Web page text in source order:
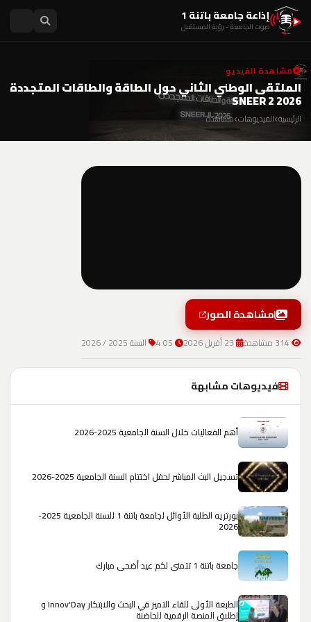
إذاعة جامعة باتنة 1
صوت الجامعة - رؤية المستقبل
مشاهدة الفيديو
الملتقى الوطني الثاني حول الطاقة والطاقات المتجددة
SNEER 2 2026
الرئيسية الفيديوهات مشاهدة
مشاهدة الصور
السنة 2025 / 2026
فيديوهات مشابهة
أهم الفعاليات خلال السنة الجامعية 2025-2026
تسجيل البث المباشر لحفل اختتام السنة الجامعية 2025-2026
بورتريه الطلبة الأوائل لجامعة باتنة 1 للسنة الجامعية 2025-
2026
جامعة باتنة 1 تتمنى لكم عيد أضحى مبارك
الطبعة الأولى للقاء التميز في البحث والابتكار Innov'Day و
إطلاق المنصة الرقمية للحاضنة